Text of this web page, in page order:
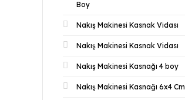
Boy
Nakış Makinesi Kasnak Vidası
Nakış Makinesi Kasnak Vidası
Nakış Makinesi Kasnağı 4 boy
Nakış Makinesi Kasnağı 6x4 Cm